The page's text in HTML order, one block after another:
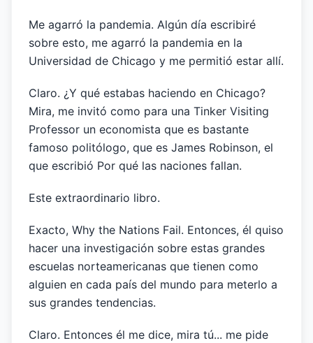
Me agarró la pandemia. Algún día escribiré
sobre esto, me agarró la pandemia en la
Universidad de Chicago y me permitió estar allí.
Claro. ¿Y qué estabas haciendo en Chicago?
Mira, me invitó como para una Tinker Visiting
Professor un economista que es bastante
famoso politólogo, que es James Robinson, el
que escribió Por qué las naciones fallan.
Este extraordinario libro.
Exacto, Why the Nations Fail. Entonces, él quiso
hacer una investigación sobre estas grandes
escuelas norteamericanas que tienen como
alguien en cada país del mundo para meterlo a
sus grandes tendencias.
Claro. Entonces él me dice, mira tú... me pide